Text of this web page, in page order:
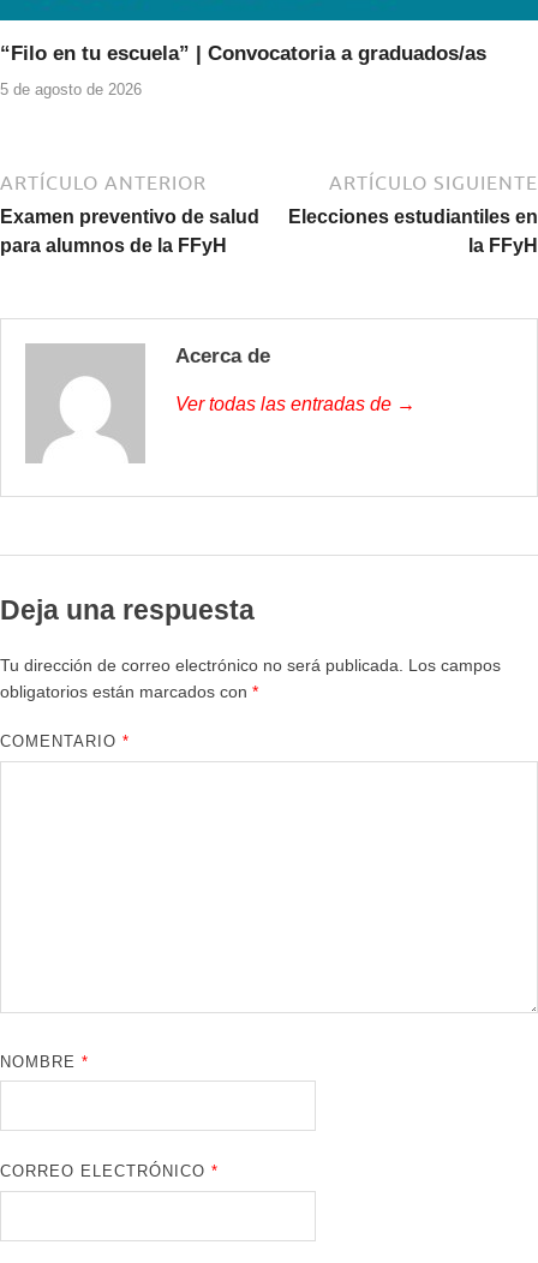
“Filo en tu escuela” | Convocatoria a graduados/as
5 de agosto de 2026
ARTÍCULO ANTERIOR
Examen preventivo de salud
para alumnos de la FFyH
ARTÍCULO SIGUIENTE
Elecciones estudiantiles en
la FFyH
Acerca de
Ver todas las entradas de →
Deja una respuesta
Tu dirección de correo electrónico no será publicada. Los campos
obligatorios están marcados con *
COMENTARIO*
NOMBRE*
CORREO ELECTRÓNICO*